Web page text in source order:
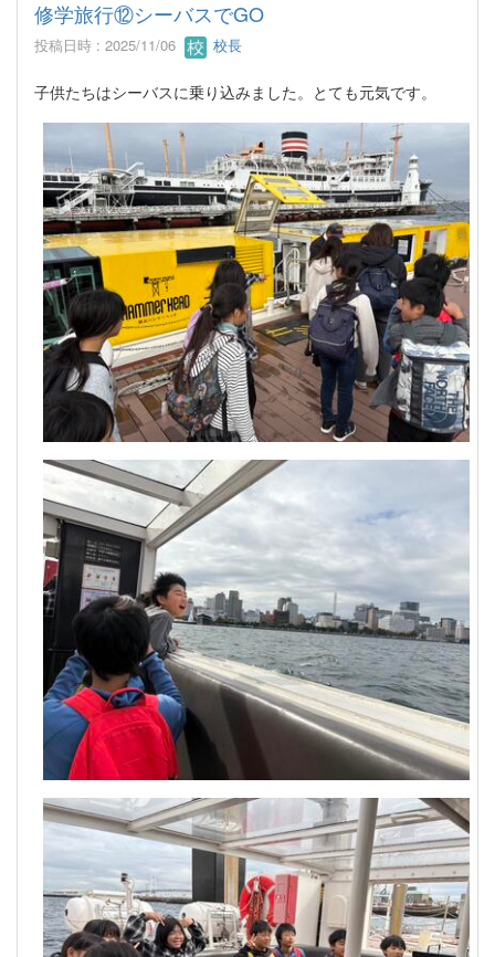
修学旅行⑫シーバスでGO
投稿日時 : 2025/11/06 校長
子供たちはシーバスに乗り込みました。とても元気です。